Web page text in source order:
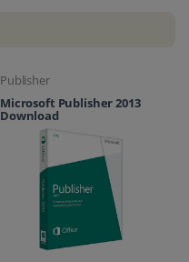
Publisher
Microsoft Publisher 2013
Download